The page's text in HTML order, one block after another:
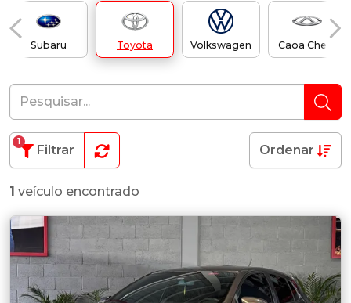
Subaru Toyota Volkswagen Caoa Chery
Filtrar
1
Ordenar
1 veículo encontrado